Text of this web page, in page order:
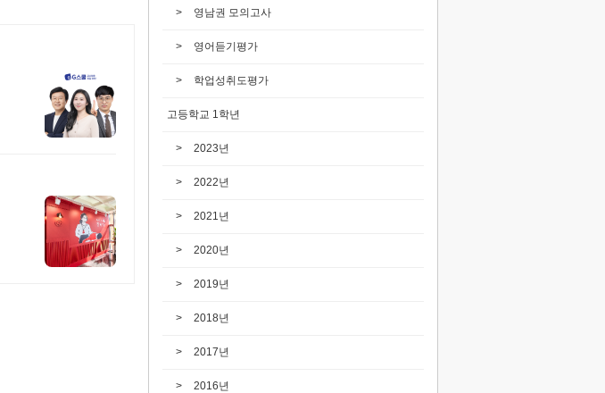
영남권 모의고사
영어듣기평가
학업성취도평가
고등학교 1학년
2023년
2022년
2021년
2020년
2019년
2018년
2017년
2016년